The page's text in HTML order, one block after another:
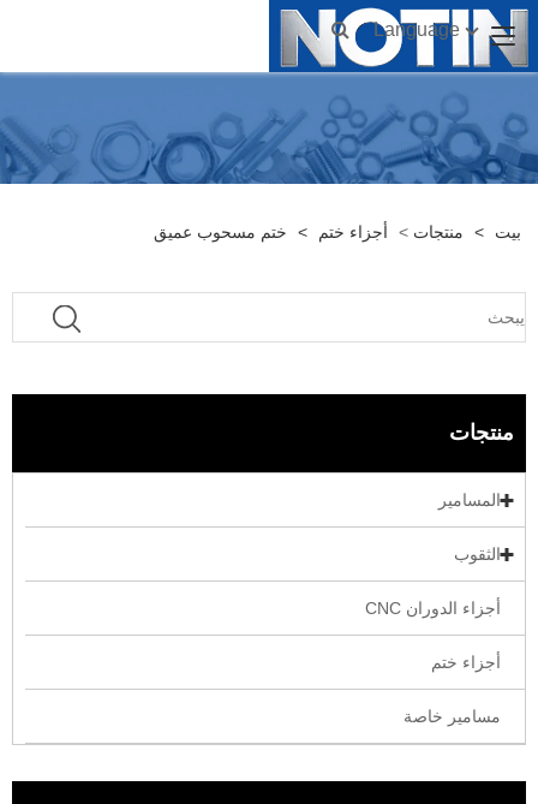
Language
بيت > منتجات > أجزاء ختم > ختم مسحوب عميق
منتجات
المسامير
الثقوب
أجزاء الدوران CNC
أجزاء ختم
مسامير خاصة